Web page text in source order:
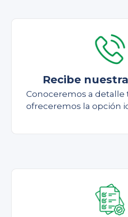
Recibe
Conoceremos a detalle
ofreceremos la opción